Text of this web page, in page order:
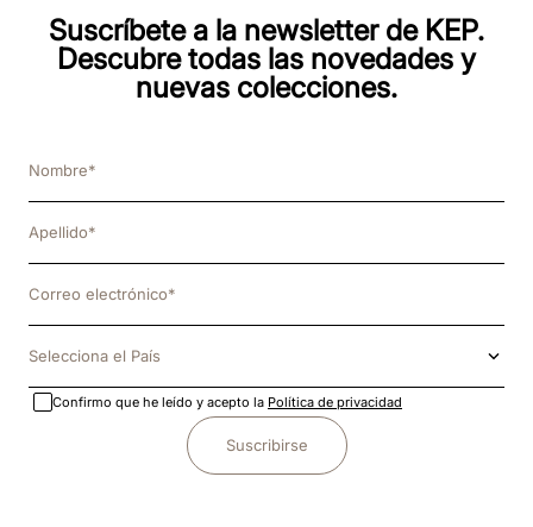
Suscríbete a la newsletter de KEP.
Descubre todas las novedades y
nuevas colecciones.
Selecciona el País
Confirmo que he leído y acepto la Política de privacidad
Suscribirse